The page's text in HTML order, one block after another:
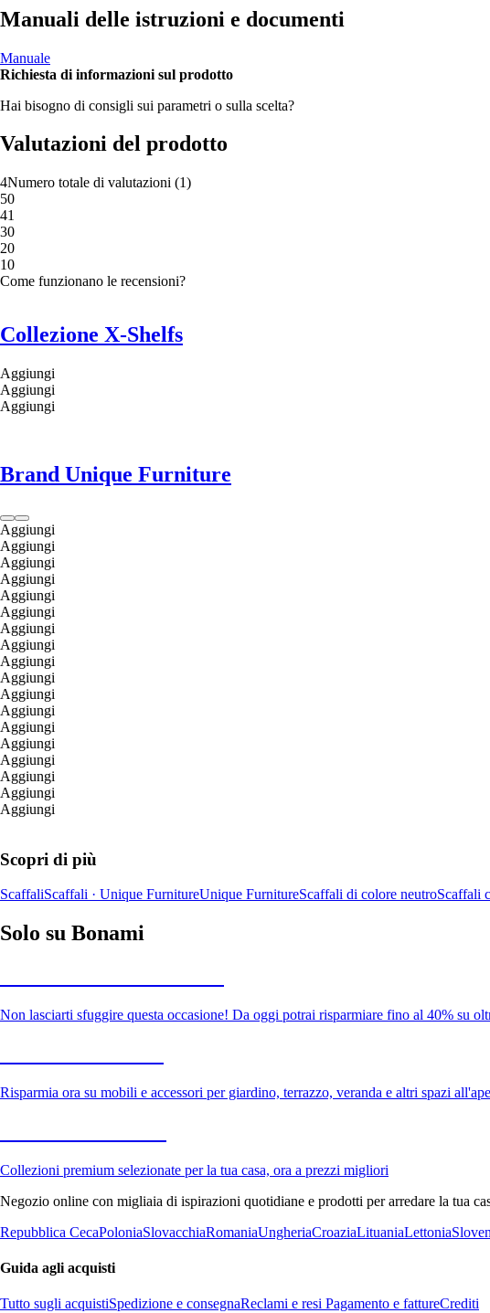
Manuali delle istruzioni e documenti
Manuale
Richiesta di informazioni sul prodotto
Hai bisogno di consigli sui parametri o sulla scelta?
Valutazioni del prodotto
4Numero totale di valutazioni (1)
50
41
30
20
10
Come funzionano le recensioni?
Collezione X-Shelfs
Aggiungi
Aggiungi
Aggiungi
Brand Unique Furniture
Aggiungi
Aggiungi
Aggiungi
Aggiungi
Aggiungi
Aggiungi
Aggiungi
Aggiungi
Aggiungi
Aggiungi
Aggiungi
Aggiungi
Aggiungi
Aggiungi
Aggiungi
Aggiungi
Aggiungi
Aggiungi
Scopri di più
ScaffaliScaffali · Unique FurnitureUnique FurnitureScaffali di colore neutroScaffali
Solo su Bonami
Non lasciarti sfuggire questa occasione! Da oggi potrai risparmiare fino al 40% su
Risparmia ora su mobili e accessori per giardino, terrazzo, veranda e altri spazi
Collezioni premium selezionate per la tua casa, ora a prezzi migliori
Negozio online con migliaia di ispirazioni quotidiane e prodotti per arredare la tua
Repubblica CecaPoloniaSlovacchiaRomaniaUngheriaCroaziaLituaniaLettonia
Guida agli acquisti
Tutto sugli acquistiSpedizione e consegnaReclami e resi Pagamento e fattureCrediti